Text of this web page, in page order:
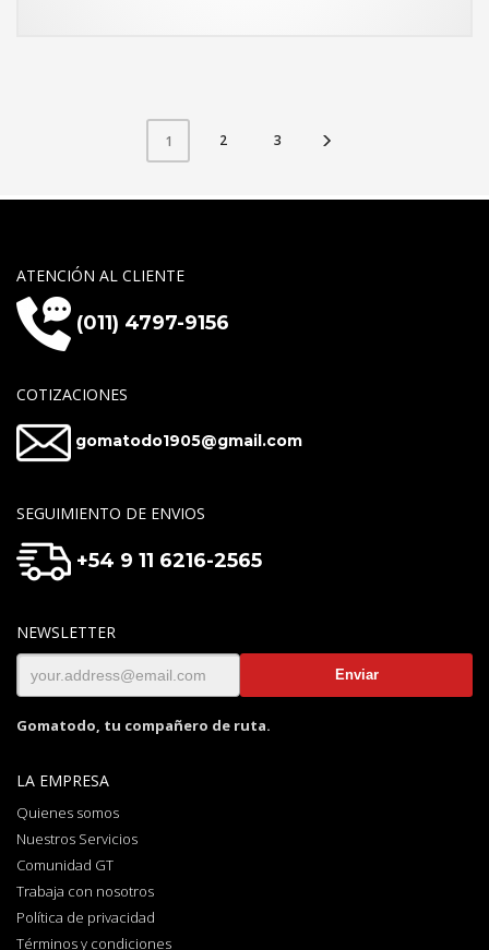
1 2 3
ATENCIÓN AL CLIENTE
(011) 4797-9156
COTIZACIONES
gomatodo1905@gmail.com
SEGUIMIENTO DE ENVIOS
+54 9 11 6216-2565
NEWSLETTER
Gomatodo, tu compañero de ruta.
LA EMPRESA
Quienes somos
Nuestros Servicios
Comunidad GT
Trabaja con nosotros
Política de privacidad
Términos y condiciones